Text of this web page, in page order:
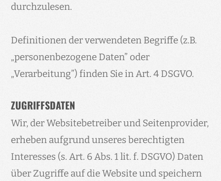
durchzulesen.
Definitionen der verwendeten Begriffe (z.B.
„personenbezogene Daten” oder
„Verarbeitung”) finden Sie in Art. 4 DSGVO.
ZUGRIFFSDATEN
Wir, der Websitebetreiber und Seitenprovider,
erheben aufgrund unseres berechtigten
Interesses (s. Art. 6 Abs. 1 lit. f. DSGVO) Daten
über Zugriffe auf die Website und speichern